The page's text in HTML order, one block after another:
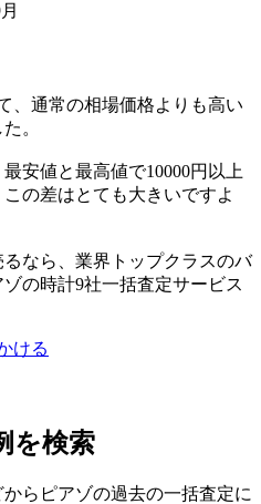
、通常の相場価格よりも高い
。
安値と最高値で10000円以上
の差はとても大きいですよ
なら、業界トップクラスのバ
の時計9社一括査定サービス
ける
を検索
らピアゾの過去の一括査定に